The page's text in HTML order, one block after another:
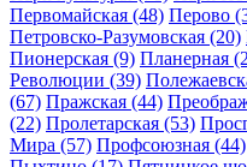
Первомайская (48) Перово
Петровско-Разумовская (20)
Пионерская (9) Планерная
Революции (39)
(67) Пражская (44)
(22) Пролетарская (53)
Мира (57) Профсоюзная (44)